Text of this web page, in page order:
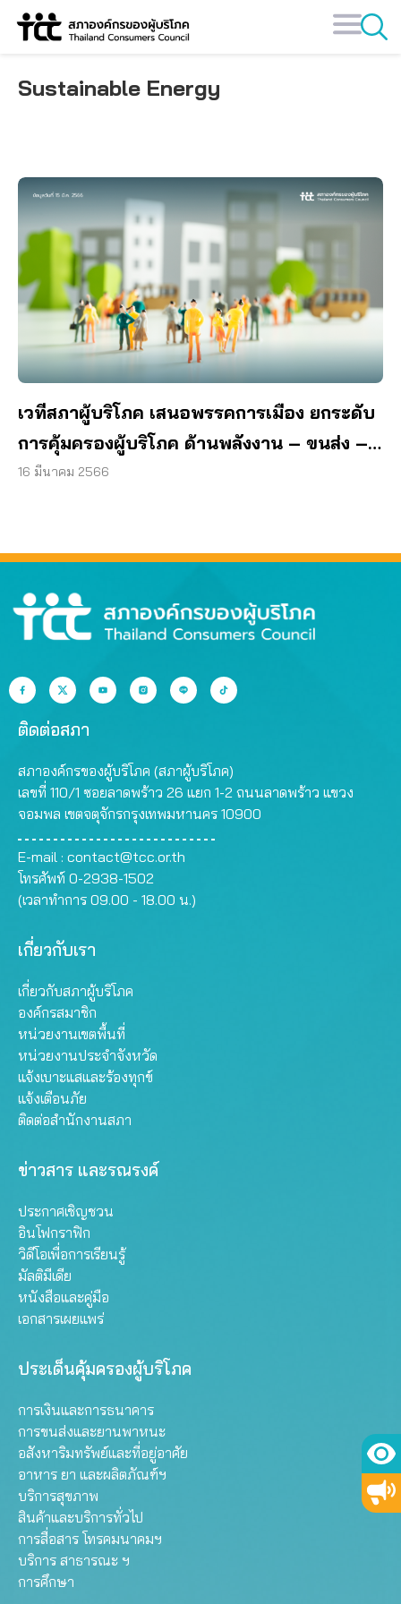
Skip
Sustainable Energy
เวทีสภาผู้บริโภค เสนอพรรคการเมือง ยกระดับ
การคุ้มครองผู้บริโภค ด้านพลังงาน – ขนส่ง –
คุณภาพชีวิต
16 มีนาคม 2566
ติดต่อสภา
สภาองค์กรของผู้บริโภค (สภาผู้บริโภค)
เลขที่ 110/1 ซอยลาดพร้าว 26 แยก 1-2 ถนนลาดพร้าว แขวง
จอมพล เขตจตุจักรกรุงเทพมหานคร 10900
E-mail : contact@tcc.or.th
โทรศัพท์ 0-2938-1502
(เวลาทำการ 09.00 - 18.00 น.)
เกี่ยวกับเรา
เกี่ยวกับสภาผู้บริโภค
องค์กรสมาชิก
หน่วยงานเขตพื้นที่
หน่วยงานประจำจังหวัด
แจ้งเบาะแสและร้องทุกข์
แจ้งเตือนภัย
ติดต่อสำนักงานสภา
ข่าวสาร และรณรงค์
ประกาศเชิญชวน
อินโฟกราฟิก
วิดีโอเพื่อการเรียนรู้
มัลติมีเดีย
หนังสือและคู่มือ
เอกสารเผยแพร่
ประเด็นคุ้มครองผู้บริโภค
การเงินและการธนาคาร
การขนส่งและยานพาหนะ
อสังหาริมทรัพย์และที่อยู่อาศัย
อาหาร ยา และผลิตภัณฑ์ฯ
บริการสุขภาพ
สินค้าและบริการทั่วไป
การสื่อสาร โทรคมนาคมฯ
บริการ สาธารณะ ฯ
การศึกษา